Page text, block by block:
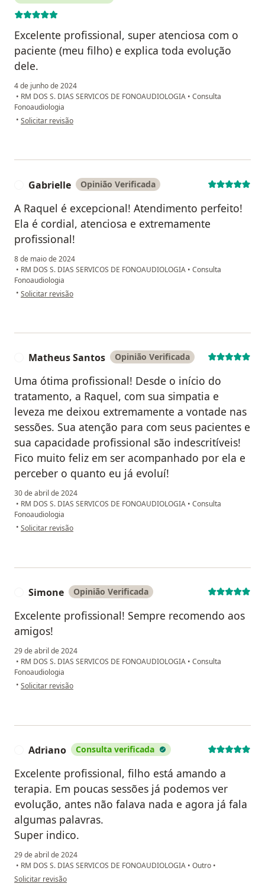
Excelente profissional, super atenciosa com o
paciente (meu filho) e explica toda evolução
dele.
4 de junho de 2024
• RM DOS S. DIAS SERVICOS DE FONOAUDIOLOGIA • Consulta
Fonoaudiologia
• na opinião do utilizador Danielle Cristina da Silva Viana
Solicitar revisão
Gabrielle Opinião Verificada
A Raquel é excepcional! Atendimento perfeito!
Ela é cordial, atenciosa e extremamente
profissional!
8 de maio de 2024
• RM DOS S. DIAS SERVICOS DE FONOAUDIOLOGIA • Consulta
Fonoaudiologia
• na opinião do utilizador Gabrielle
Solicitar revisão
Matheus Santos Opinião Verificada
Uma ótima profissional! Desde o início do
tratamento, a Raquel, com sua simpatia e
leveza me deixou extremamente a vontade nas
sessões. Sua atenção para com seus pacientes e
sua capacidade profissional são indescritíveis!
Fico muito feliz em ser acompanhado por ela e
perceber o quanto eu já evoluí!
30 de abril de 2024
• RM DOS S. DIAS SERVICOS DE FONOAUDIOLOGIA • Consulta
Fonoaudiologia
• na opinião do utilizador Matheus Santos
Solicitar revisão
Simone Opinião Verificada
Excelente profissional! Sempre recomendo aos
amigos!
29 de abril de 2024
• RM DOS S. DIAS SERVICOS DE FONOAUDIOLOGIA • Consulta
Fonoaudiologia
• na opinião do utilizador Simone
Solicitar revisão
Adriano Consulta verificada
Excelente profissional, filho está amando a
terapia. Em poucas sessões já podemos ver
evolução, antes não falava nada e agora já fala
algumas palavras.
Super indico.
29 de abril de 2024
• RM DOS S. DIAS SERVICOS DE FONOAUDIOLOGIA • Outro •
na opinião do utilizador Adriano
Solicitar revisão